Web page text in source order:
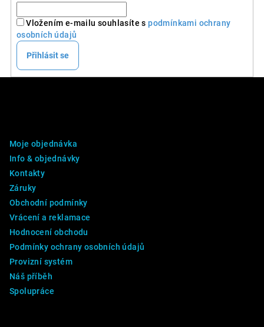
Vložením e-mailu souhlasíte spodmínkami ochrany
osobních údajů
Přihlásit se
Moje objednávka
Info & objednávky
Kontakty
Záruky
Obchodní podmínky
Vrácení a reklamace
Hodnocení obchodu
Podmínky ochrany osobních údajů
Provizní systém
Náš příběh
Spolupráce